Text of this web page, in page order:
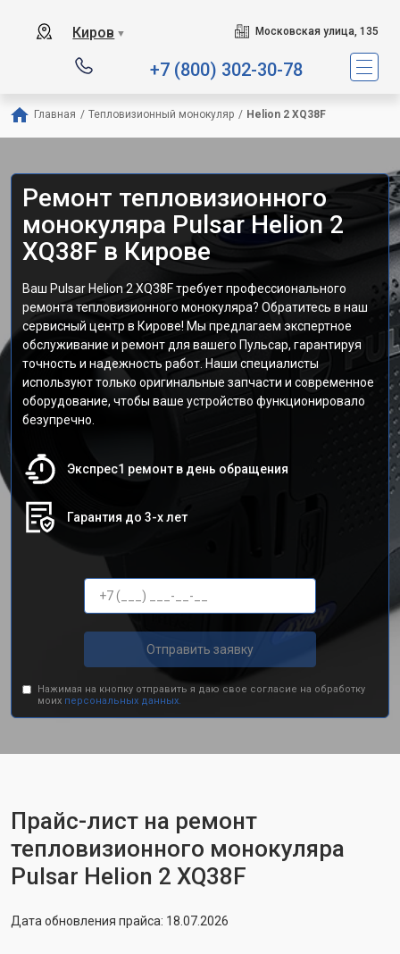
Киров ▼ Московская улица, 135
+7 (800) 302-30-78
Главная / Тепловизионный монокуляр / Helion 2 XQ38F
Ремонт тепловизионного
монокуляра Pulsar Helion 2
XQ38F в Кирове
Ваш Pulsar Helion 2 XQ38F требует профессионального
ремонта тепловизионного монокуляра? Обратитесь в наш
сервисный центр в Кирове! Мы предлагаем экспертное
обслуживание и ремонт для вашего Пульсар, гарантируя
точность и надежность работ. Наши специалисты
используют только оригинальные запчасти и современное
оборудование, чтобы ваше устройство функционировало
безупречно.
Экспрес1 ремонт в день обращения
Гарантия до 3-х лет
Отправить заявку
Нажимая на кнопку отправить я даю свое согласие на обработку
моих персональных данных.
Прайс-лист на ремонт
тепловизионного монокуляра
Pulsar Helion 2 XQ38F
Дата обновления прайса: 18.07.2026